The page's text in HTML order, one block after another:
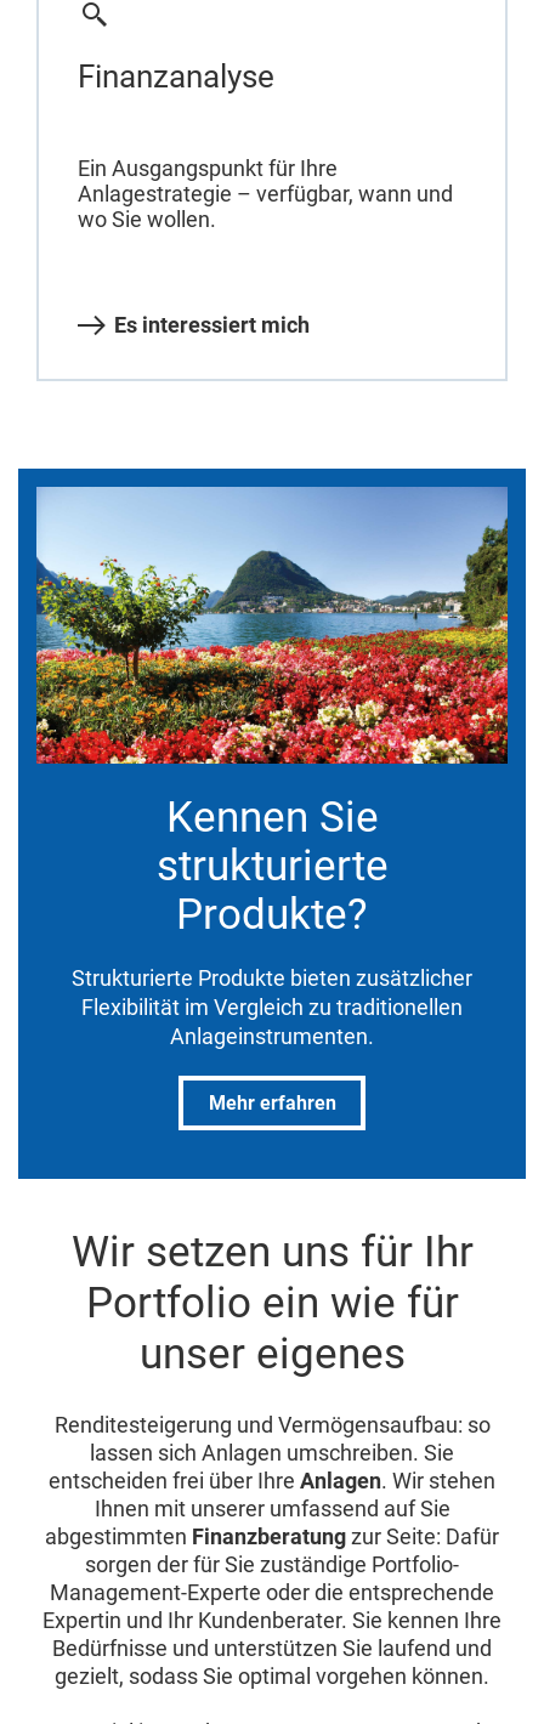
Finanzanalyse
Ein Ausgangspunkt für Ihre
Anlagestrategie – verfügbar, wann und
wo Sie wollen.
Es interessiert mich
Kennen Sie
strukturierte
Produkte?
Strukturierte Produkte bieten zusätzlicher
Flexibilität im Vergleich zu traditionellen
Anlageinstrumenten.
Mehr erfahren
Wir setzen uns für Ihr
Portfolio ein wie für
unser eigenes
Renditesteigerung und Vermögensaufbau: so
lassen sich Anlagen umschreiben. Sie
entscheiden frei über Ihre Anlagen. Wir stehen
Ihnen mit unserer umfassend auf Sie
abgestimmten Finanzberatungzur Seite: Dafür
sorgen der für Sie zuständige Portfolio-
Management-Experte oder die entsprechende
Expertin und Ihr Kundenberater. Sie kennen Ihre
Bedürfnisse und unterstützen Sie laufend und
gezielt, sodass Sie optimal vorgehen können.